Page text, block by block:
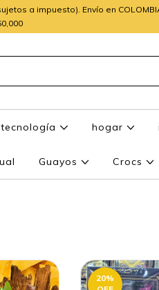
a impuesto). Envío en
tecnología hogar
Guayos Crocs
20%